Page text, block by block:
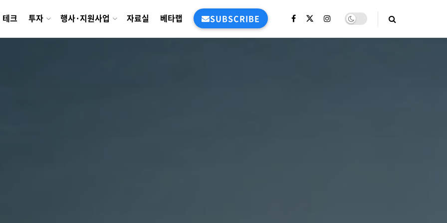
테크 투자 행사·지원사업 자료실 베타랩 SUBSCRIBE